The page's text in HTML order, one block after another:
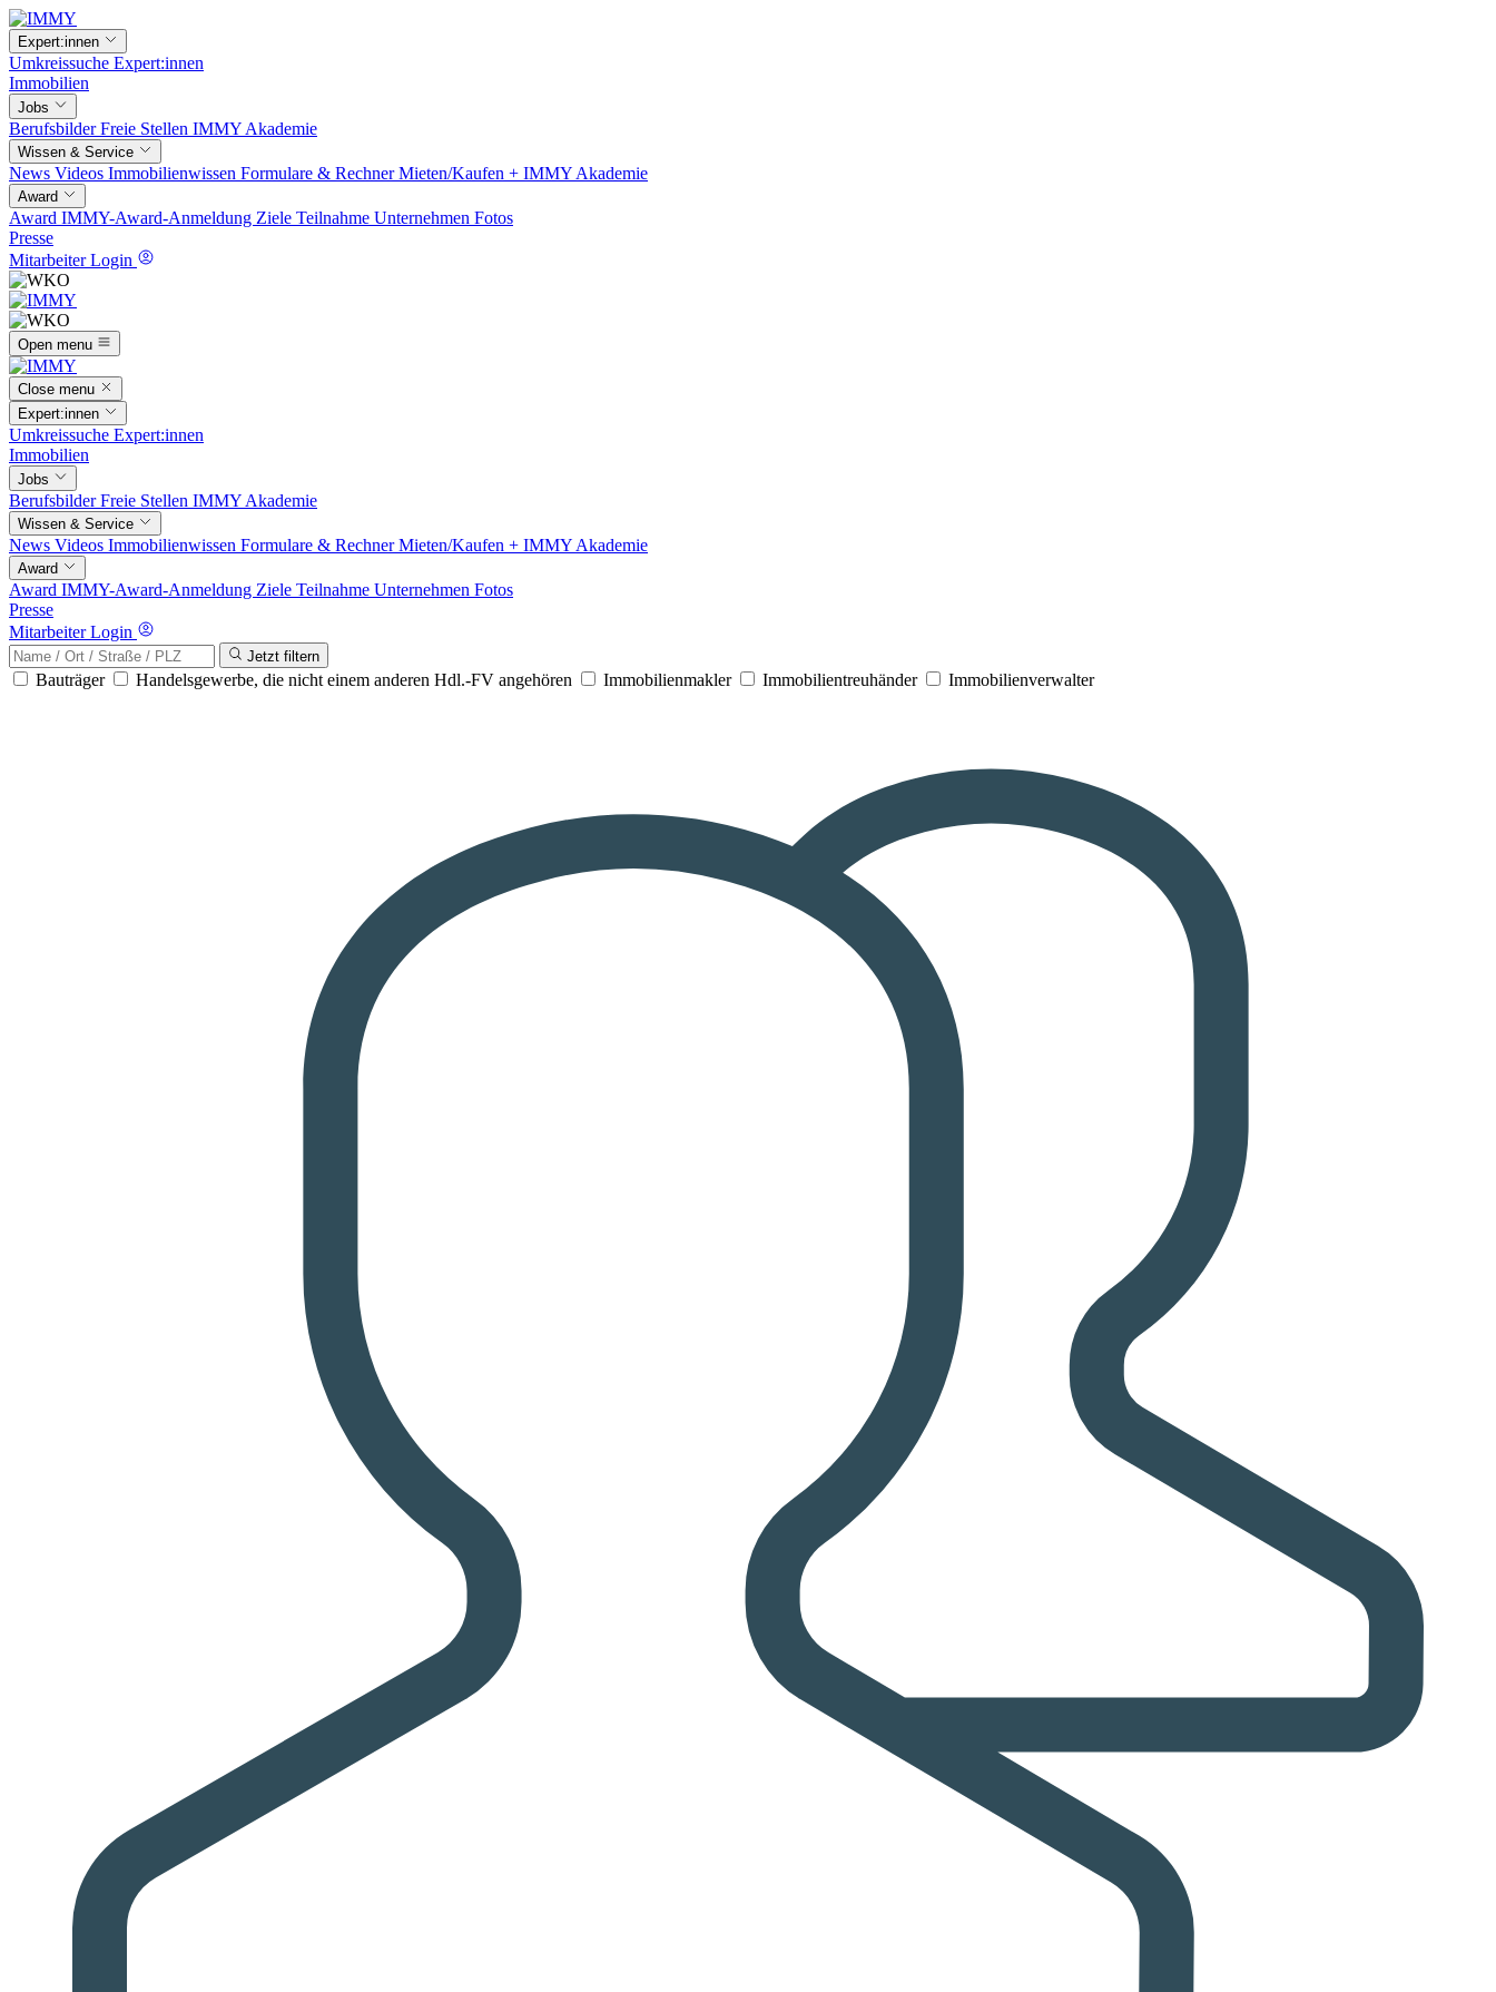
Expert:innen
Umkreissuche Expert:innen
Immobilien
Jobs
BerufsbilderFreie Stellen IMMY Akademie
Wissen & Service
News Videos Immobilienwissen Formulare & RechnerMieten/Kaufen + IMMY Akademie
Award
Award IMMY-Award-Anmeldung Ziele Teilnahme Unternehmen Fotos
Presse
Mitarbeiter Login
Open menu
Close menu
Expert:innen
Umkreissuche Expert:innen
Immobilien
Jobs
BerufsbilderFreie Stellen IMMY Akademie
Wissen & Service
News Videos Immobilienwissen Formulare & RechnerMieten/Kaufen + IMMY Akademie
Award
Award IMMY-Award-Anmeldung Ziele Teilnahme Unternehmen Fotos
Presse
Mitarbeiter Login
Jetzt filtern
Bauträger Handelsgewerbe, die nicht einem anderen Hdl.-FV angehören Immobilienmakler Immobilientreuhänder Immobilienverwalter